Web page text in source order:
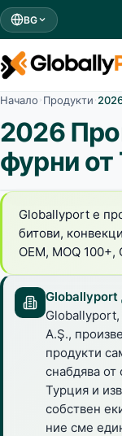
BG
Начало Продукти
2026
фурни от
Globallyport е
битови,
OEM, MOQ 100+,
Globallyport
Globallyport,
A.Ş.,
продукти
снабдява
Турция и
собствен
ние сме